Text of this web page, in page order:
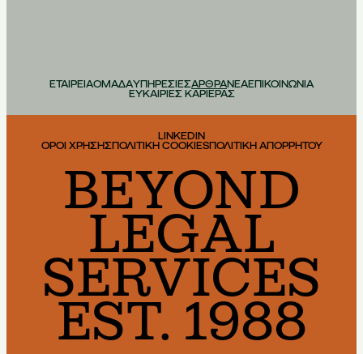
ΕΤΑΙΡΕΙΑΟΜΑΔΑΥΠΗΡΕΣΙΕΣΑΡΘΡΑΝΕΑΕΠΙΚΟΙΝΩΝΙΑ
ΕΥΚΑΙΡΙΕΣ ΚΑΡΙΕΡΑΣ
LINKEDIN
ΟΡΟΙ ΧΡΗΣΗΣΠΟΛΙΤΙΚΗ COOKIESΠΟΛΙΤΙΚΗ ΑΠΟΡΡΗΤΟΥ
BEYOND
LEGAL
SERVICES
EST. 1988